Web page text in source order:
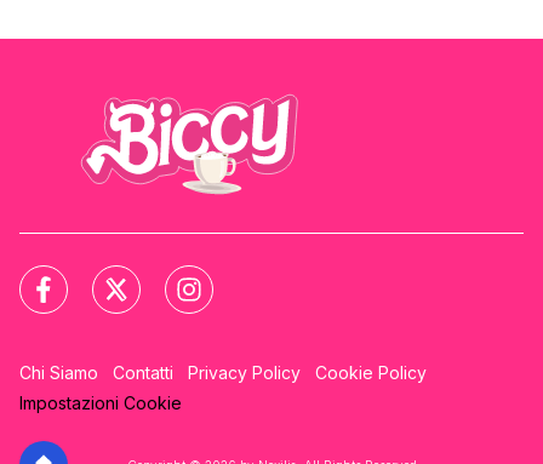
Chi Siamo Contatti Privacy Policy
Cookie Policy
Impostazioni Cookie